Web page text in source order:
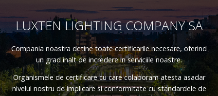
LUXTEN LIGHTING COMPANY SA
Compania noastra detine toate certificarile necesare, oferind
un grad inalt de incredere in serviciile noastre.
Organismele de certificare cu care colaboram atesta asadar
nivelul nostru de implicare si conformitate cu standardele de